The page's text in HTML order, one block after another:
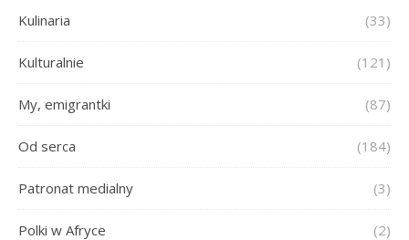
Kulinaria (33)
Kulturalnie (121)
My, emigrantki (87)
Od serca (184)
Patronat medialny (3)
Polki w Afryce (2)